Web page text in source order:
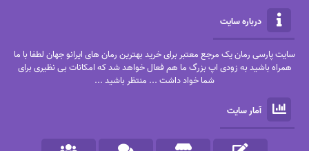
درباره سایت
سایت پارسی رمان یک مرجع معتبر برای خرید بهترین رمان های ایرانو جهان لطفا با ما
همراه باشید به زودی اپ بزرگ ما هم فعال خواهد شد که امکانات بی نظیری برای
شما خواد داشت ... منتظر باشید ...
آمار سایت